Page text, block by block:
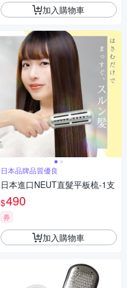
加入購物車
日本品牌品質優良
日本進口NEUT直髮平板梳-1支
$490
券
加入購物車